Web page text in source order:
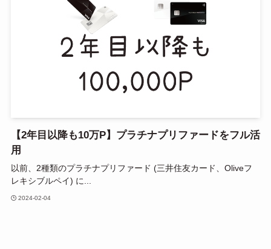
【2年目以降も10万P】プラチナプリファードをフル活
用
以前、2種類のプラチナプリファード (三井住友カード、Oliveフ
レキシブルペイ) に...
2024-02-04